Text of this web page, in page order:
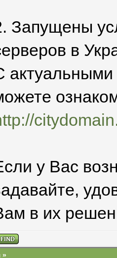
Запущены
в
у Вас
в их
»